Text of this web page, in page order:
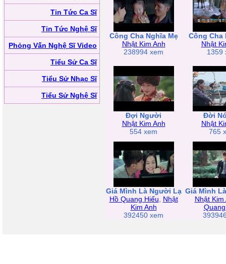
Tin Tức Ca Sĩ
Tin Tức Nghệ Sĩ
Phỏng Vấn Nghệ Sĩ Video
Tiểu Sử Ca Sĩ
Tiểu Sử Nhạc Sĩ
Tiểu Sử Nghệ Sĩ
Công Cha Nghĩa Mẹ
Nhật Kim Anh
238994 xem
Công Cha
Nhật
1359
Đợi Người
Nhật Kim Anh
554 xem
Đời
Nhật
765
Giá Mình Là Người Lạ
Hồ Quang Hiếu
Nhật
Kim Anh
392450 xem
Giá Mình
Nhật Kim